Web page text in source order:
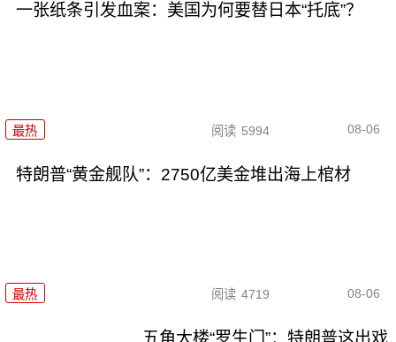
一张纸条引发血案：美国为何要替日本“托底”？
最热 阅读 5994 08-06
特朗普“黄金舰队”：2750亿美金堆出海上棺材
最热 阅读 4719 08-06
五角大楼“罗生门”：特朗普这出戏